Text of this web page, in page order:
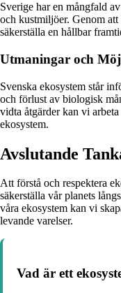
Sverige har en mångfald
och kustmiljöer. Genom att
säkerställa en hållbar
Utmaningar och
Svenska ekosystem står
och förlust av biologisk
vidta åtgärder kan vi
ekosystem.
Avslutande
Att förstå och respektera
säkerställa vår planets
våra ekosystem kan vi
levande varelser.
Vad är ett